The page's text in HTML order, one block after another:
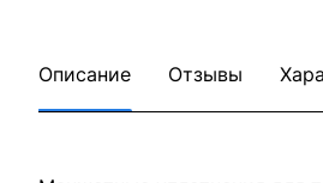
Описание Отзывы